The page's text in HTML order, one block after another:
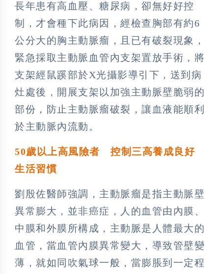
長年患有高血壓、糖尿病，卻無好好控
制，才會種下此病因，經檢查胸部有約6
公分大的胸主動脈瘤，且已有破裂現象，
緊急採取主動脈血管內支架置放手術，將
支架經鼠蹊部於X光攝影導引下，送到病
灶處後，開展支架以加強主動脈壁脆弱的
部份，防止主動脈瘤破裂，讓血液能順利
於主動脈內流動。
50歲以上高風險者 控制三高養成良好
生活習慣
劉殷佐醫師強調，主動脈瘤是指主動脈壁
異常膨大，並非癌症，人的血管由內膜、
中膜和外膜所構成，主動脈是人體最大的
血管，當血管內膜異常變大，導致管壁變
薄，就如同吹氣球一般，當膨脹到一定程